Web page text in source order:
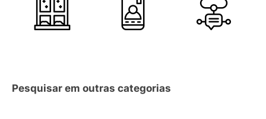
Pesquisar em outras categorias